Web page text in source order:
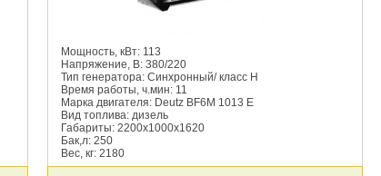
Мощность, кВт: 113
Напряжение, В: 380/220
Тип генератора: Синхронный/ класс Н
Время работы, ч.мин: 11
Марка двигателя: Deutz BF6M 1013 Е
Вид топлива: дизель
Габариты: 2200х1000х1620
Бак,л: 250
Вес, кг: 2180